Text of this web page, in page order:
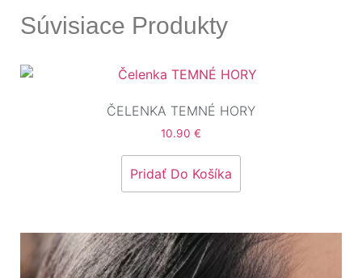
Súvisiace Produkty
ČELENKA TEMNÉ HORY
10.90 €
Pridať Do Košíka